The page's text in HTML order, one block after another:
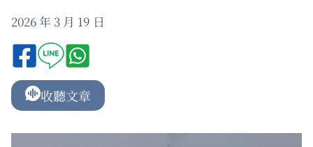
2026 年 3 月 19 日
收聽文章